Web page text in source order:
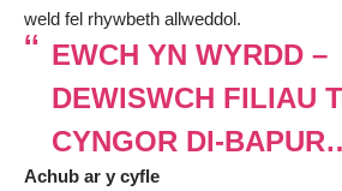
weld fel rhywbeth allweddol.
EWCH YN WYRDD –
DEWISWCH FILIAU
CYNGOR DI-
Achub ar y cyfle